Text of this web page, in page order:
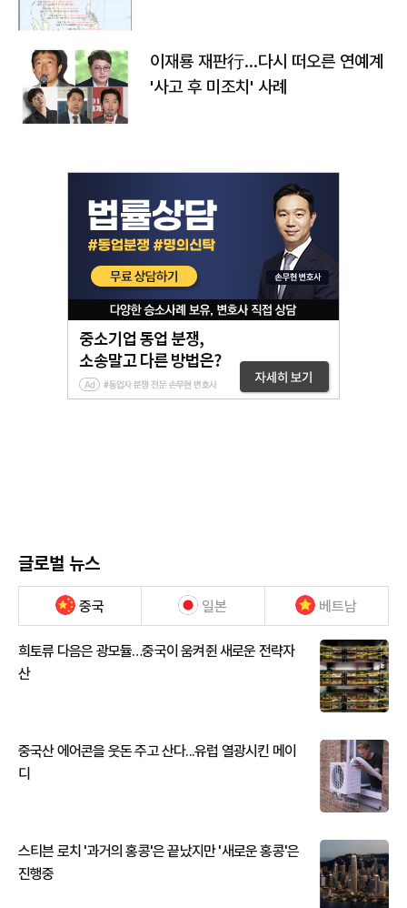
이재룡 재판行…다시 떠오른 연예계
'사고 후 미조치' 사례
글로벌 뉴스
중국 일본 베트남
희토류 다음은 광모듈…중국이 움켜쥔 새로운 전략자
산
중국산 에어콘을 웃돈 주고 산다...유럽 열광시킨 메이
디
스티븐 로치 '과거의 홍콩'은 끝났지만 '새로운 홍콩'은
진행중